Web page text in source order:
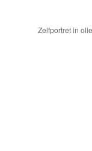
Zelfportret in